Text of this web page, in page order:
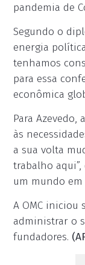
pandemia de
Segundo o
energia
tenhamos
para essa
econômica
Para
às
a sua volta
trabalho
um mundo em
A OMC iniciou
administrar o
fundadores.